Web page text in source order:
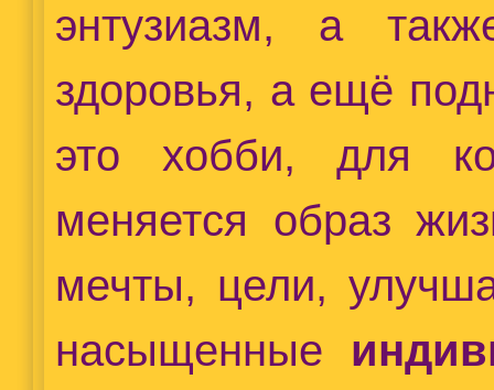
энтузиазм, а
здоровья, а ещё
это хобби, для
меняется образ
мечты, цели,
насыщенные